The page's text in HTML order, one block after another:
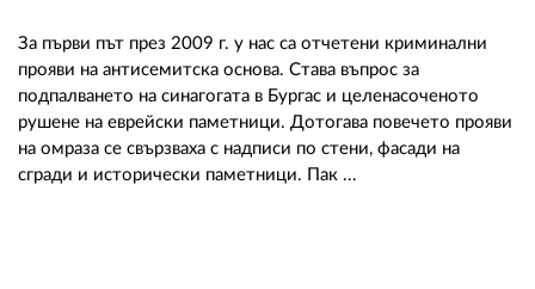
За първи път през 2009 г. у нас са отчетени криминални
прояви на антисемитска основа. Става въпрос за
подпалването на синагогата в Бургас и целенасоченото
рушене на еврейски паметници. Дотогава повечето прояви
на омраза се свързваха с надписи по стени, фасади на
сгради и исторически паметници. Пак ...